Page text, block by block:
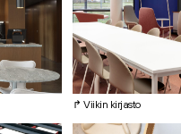
↱ Viikin kirjasto